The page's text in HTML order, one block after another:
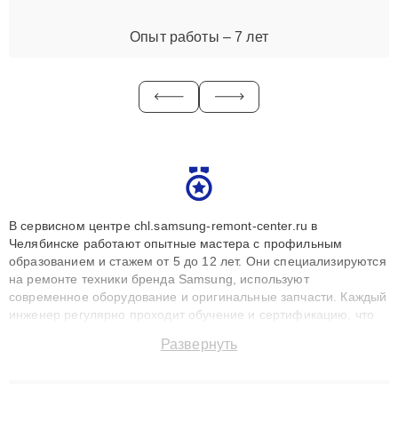
Опыт работы – 7 лет
В сервисном центре chl.samsung-remont-center.ru в
Челябинске работают опытные мастера с профильным
образованием и стажем от 5 до 12 лет. Они специализируются
на ремонте техники бренда Samsung, используют
современное оборудование и оригинальные запчасти. Каждый
инженер регулярно проходит обучение и сертификацию, что
восстанавливать технику с сохранением гарантии до 3 лет.
Развернуть